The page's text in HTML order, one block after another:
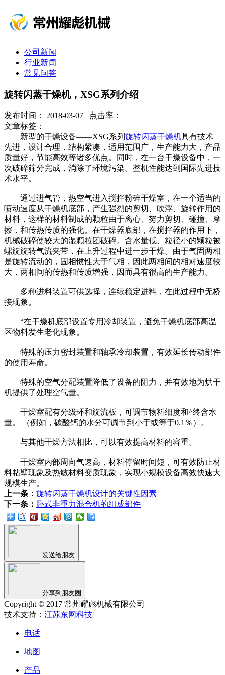
公司新闻
行业新闻
常见问答
旋转闪蒸干燥机，XSG系列介绍
发布时间： 2018-03-07 点击率：
文章标签：
新型的干燥设备——XSG系列 旋转闪蒸干燥机具有技术
先进，设计合理，结构紧凑，适用范围广，生产能力大，产品
质量好，节能高效等诸多优点。同时，在一台干燥设备中，一
次破碎筛分完成，消除了环境污染。整机性能达到国际先进技
术水平。
通过进气管，热空气进入搅拌粉碎干燥室，在一个适当的
喷动速度从干燥机底部，产生强烈的剪切、吹浮、旋转作用的
材料，这样的材料制成的颗粒由于离心、努力剪切、碰撞、摩
擦，和传热传质的强化。在干燥器底部，在搅拌器的作用下，
机械破碎使较大的湿颗粒团破碎。含水量低、粒径小的颗粒被
螺旋旋转气流夹带，在上升过程中进一步干燥。由于气固两相
是旋转流动的，固相惯性大于气相，因此两相间的相对速度较
大，两相间的传热和传质增强，因而具有很高的生产能力。
多种进料装置可供选择，连续稳定进料，在此过程中无桥
接现象。
“在干燥机底部设置专用冷却装置，避免干燥机底部高温
区物料发生老化现象。
特殊的压力密封装置和轴承冷却装置，有效延长传动部件
的使用寿命。
特殊的空气分配装置降低了设备的阻力，并有效地为烘干
机提供了处理空气量。
干燥室配有分级环和旋流板，可调节物料细度和^终含水
量。 （例如，碳酸钙的水分可调节到小于或等于0.1％）。
与其他干燥方法相比，可以有效提高材料的容重。
干燥室内部周向气速高，材料停留时间短，可有效防止材
料粘壁现象及热敏材料变质现象，实现小规模设备高效快速大
规模生产。
上一条： 旋转闪蒸干燥机设计的关键性因素
下一条： 卧式非重力混合机的组成部件
发送给朋友
分享到朋友圈
Copyright © 2017 常州耀彪机械有限公司
技术支持： 江苏东网科技
电话
地图
产品